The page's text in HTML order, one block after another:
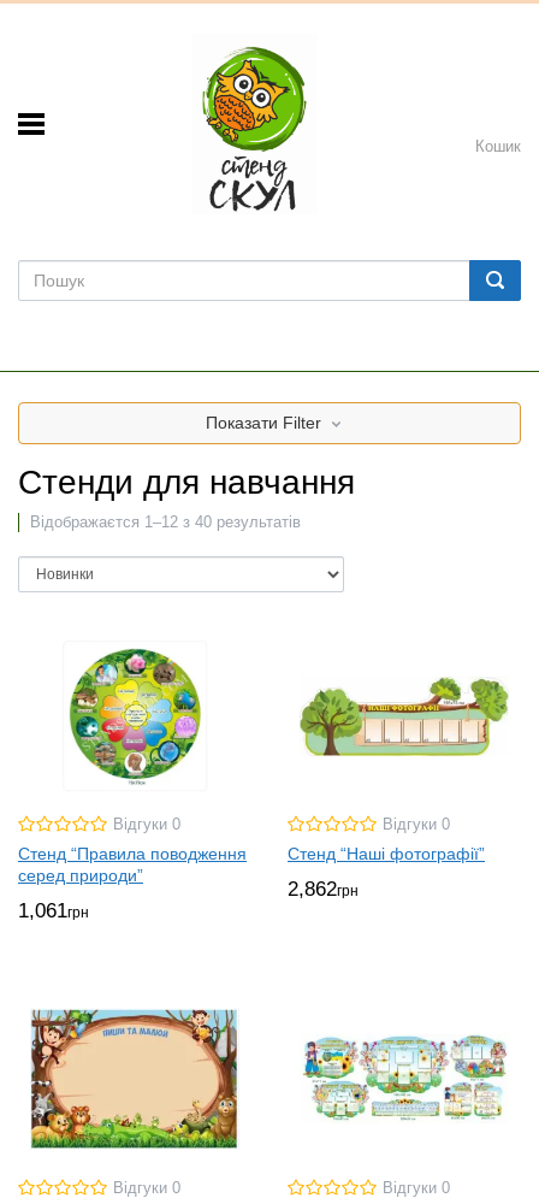
Кошик
Показати Filter
Стенди для навчання
Відображаєтся 1–12 з 40 результатів
Відгуки 0
Стенд “Правила поводження
серед природи”
1,061грн
Відгуки 0
Стенд “Наші фотографії”
2,862грн
Відгуки 0 Відгуки 0